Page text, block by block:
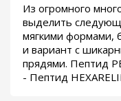
Из огромного
выделить
мягкими формами,
и вариант с
прядями. Пептид
- Пептид